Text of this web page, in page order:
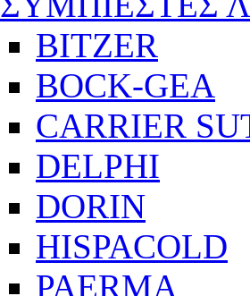
BITZER
BOCK-GEA
CARRIER
DELPHI
DORIN
HISPACOLD
PAERMA